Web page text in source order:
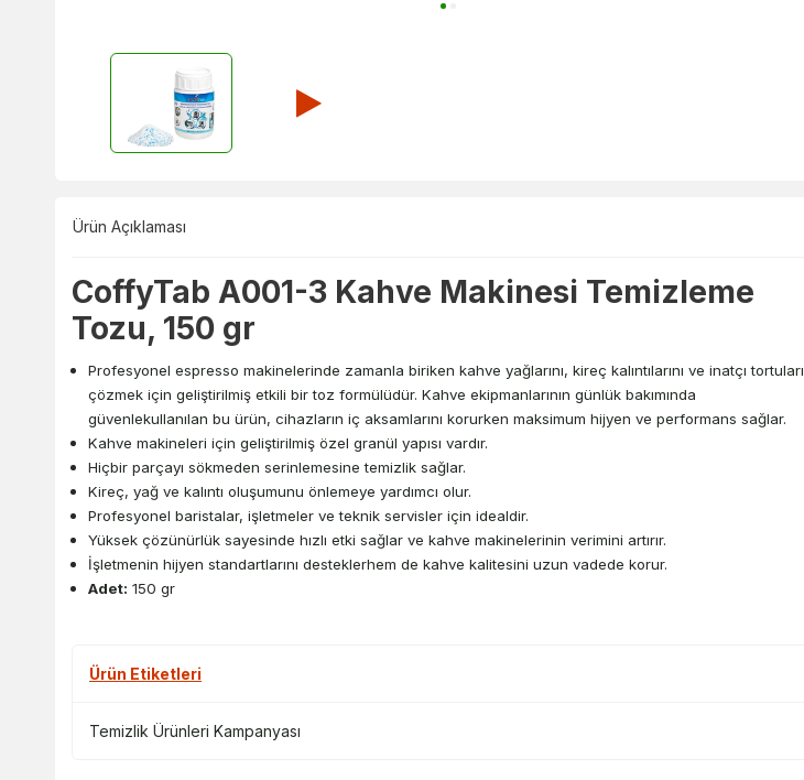
Ürün Açıklaması
CoffyTab A001-3 Kahve Makinesi Temizleme
Tozu, 150 gr
Profesyonel espresso makinelerinde zamanla biriken kahve yağlarını, kireç kalıntılarını ve inatçı tortuları
çözmek için geliştirilmiş etkili bir toz formülüdür. Kahve ekipmanlarının günlük bakımında
güvenlekullanılan bu ürün, cihazların iç aksamlarını korurken maksimum hijyen ve performans sağlar.
Kahve makineleri için geliştirilmiş özel granül yapısı vardır.
Hiçbir parçayı sökmeden serinlemesine temizlik sağlar.
Kireç, yağ ve kalıntı oluşumunu önlemeye yardımcı olur.
Profesyonel baristalar, işletmeler ve teknik servisler için idealdir.
Yüksek çözünürlük sayesinde hızlı etki sağlar ve kahve makinelerinin verimini artırır.
İşletmenin hijyen standartlarını desteklerhem de kahve kalitesini uzun vadede korur.
Adet: 150 gr
Ürün Etiketleri
Temizlik Ürünleri Kampanyası